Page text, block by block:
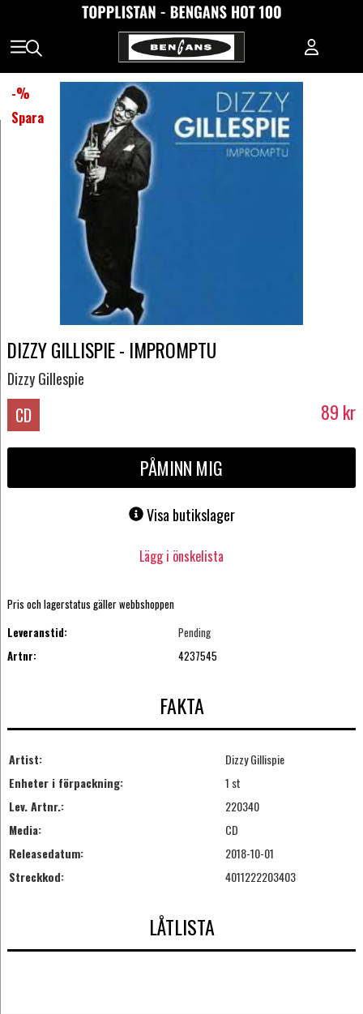
-%
Spara
DIZZY GILLISPIE - IMPROMPTU
Dizzy Gillespie
CD 89 kr
PÅMINN MIG
Visa butikslager
Lägg i önskelista
Pris och lagerstatus gäller webbshoppen
Leveranstid:
Pending
Artnr:
4237545
FAKTA
Artist:
Dizzy Gillispie
Enheter i förpackning:
1 st
Lev. Artnr.:
220340
Media:
CD
Releasedatum:
2018-10-01
Streckkod:
4011222203403
LÅTLISTA